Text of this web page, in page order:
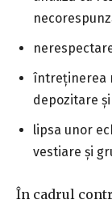
întreţinerea
depozitare
lipsa unor
vestiare şi
În cadrul